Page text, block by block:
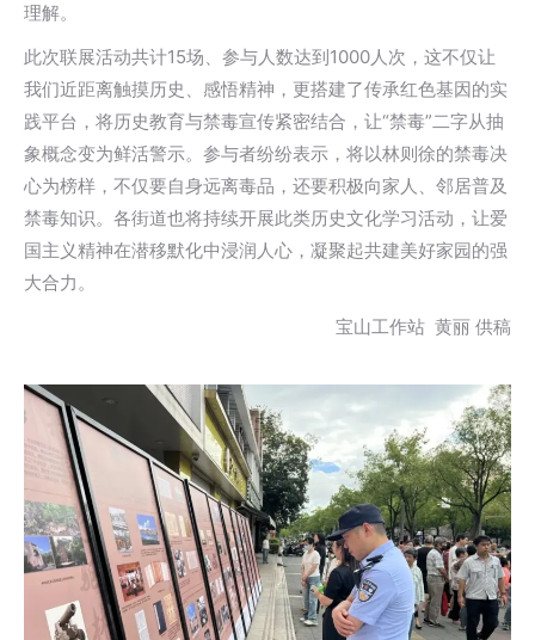
理解。
此次联展活动共计15场、参与人数达到1000人次，这不仅让
我们近距离触摸历史、感悟精神，更搭建了传承红色基因的实
践平台，将历史教育与禁毒宣传紧密结合，让“禁毒”二字从抽
象概念变为鲜活警示。参与者纷纷表示，将以林则徐的禁毒决
心为榜样，不仅要自身远离毒品，还要积极向家人、邻居普及
禁毒知识。各街道也将持续开展此类历史文化学习活动，让爱
国主义精神在潜移默化中浸润人心，凝聚起共建美好家园的强
大合力。
宝山工作站 黄丽 供稿